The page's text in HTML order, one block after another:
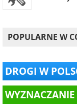
POPULARNE W
DROGI W
WYZNACZANIE